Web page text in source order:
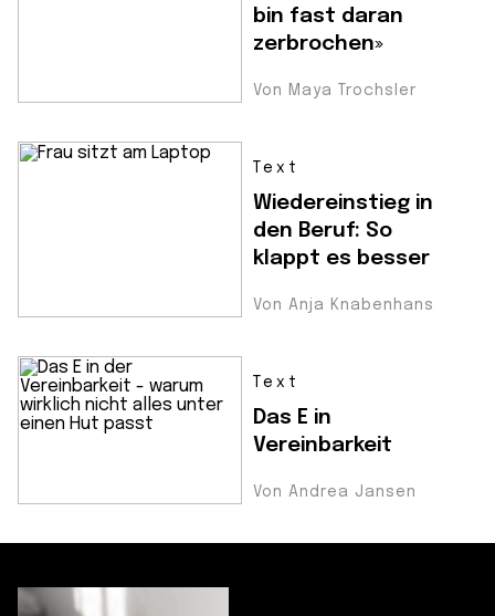
bin fast daran
zerbrochen»
Von Maya Trochsler
Text
Wiedereinstieg in
den Beruf: So
klappt es besser
Von Anja Knabenhans
Text
Das E in
Vereinbarkeit
Von Andrea Jansen